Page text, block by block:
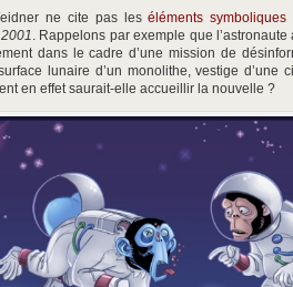
ne cite pas leséléments symboliques
2001
. Rappelons par exemple que
dans le cadre d’une mission de
lunaire d’un monolithe, vestige d’une
en effet saurait-elle accueillir la nouvelle ?